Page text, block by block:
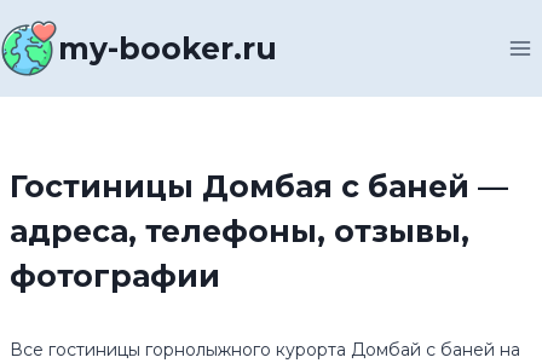
к
содержимомуmy-booker.ru
Гостиницы Домбая с баней —
адреса, телефоны, отзывы,
фотографии
Все гостиницы горнолыжного курорта Домбай с баней на